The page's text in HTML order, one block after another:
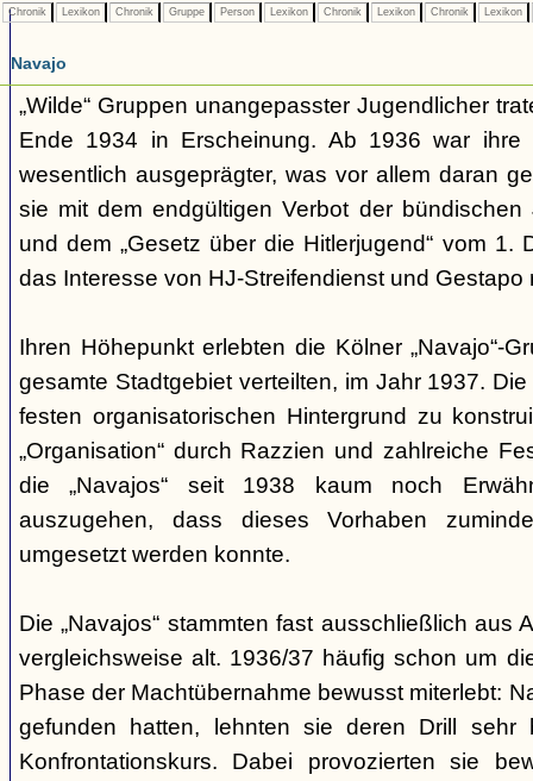
Chronik Lexikon Chronik Gruppe Person Lexikon Chronik Lexikon Chronik Lexikon
Navajo
„Wilde“ Gruppen unangepasster Jugendlicher
Ende 1934 in Erscheinung. Ab 1936 war ihre
wesentlich ausgeprägter, was vor allem daran
sie mit dem endgültigen Verbot der
und dem „Gesetz über die Hitlerjugend“ vom 1.
das Interesse von HJ-Streifendienst und Gestapo
Ihren Höhepunkt erlebten die Kölner „Navajo“-
gesamte Stadtgebiet verteilten, im Jahr 1937.
festen organisatorischen Hintergrund zu
„Organisation“ durch Razzien und zahlreiche
die „Navajos“ seit 1938 kaum noch
auszugehen, dass dieses Vorhaben
umgesetzt werden konnte.
Die „Navajos“ stammten fast ausschließlich aus
vergleichsweise alt. 1936/37 häufig schon um
Phase der Machtübernahme bewusst miterlebt:
gefunden hatten, lehnten sie deren Drill
Konfrontationskurs. Dabei provozierten sie